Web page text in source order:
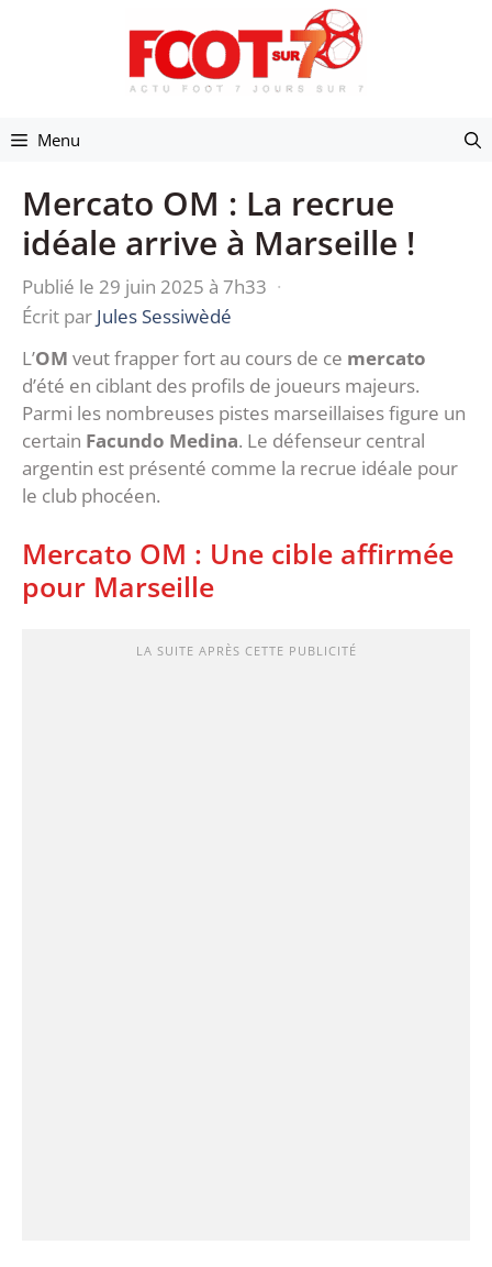
Menu
Mercato OM : La recrue
idéale arrive à Marseille !
Publié le 29 juin 2025 à 7h33 ·
Écrit par Jules Sessiwèdé
L’OM veut frapper fort au cours de ce mercato
d’été en ciblant des profils de joueurs majeurs.
Parmi les nombreuses pistes marseillaises figure un
certain Facundo Medina. Le défenseur central
argentin est présenté comme la recrue idéale pour
le club phocéen.
Mercato OM : Une cible affirmée
pour Marseille
LA SUITE APRÈS CETTE PUBLICITÉ